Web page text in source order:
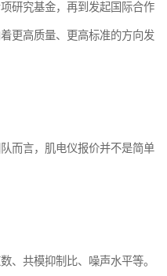
研究基金，再到发起国际合作
更高质量、更高标准的方向发
而言，肌电仪报价并不是简单
、共模抑制比、噪声水平等。